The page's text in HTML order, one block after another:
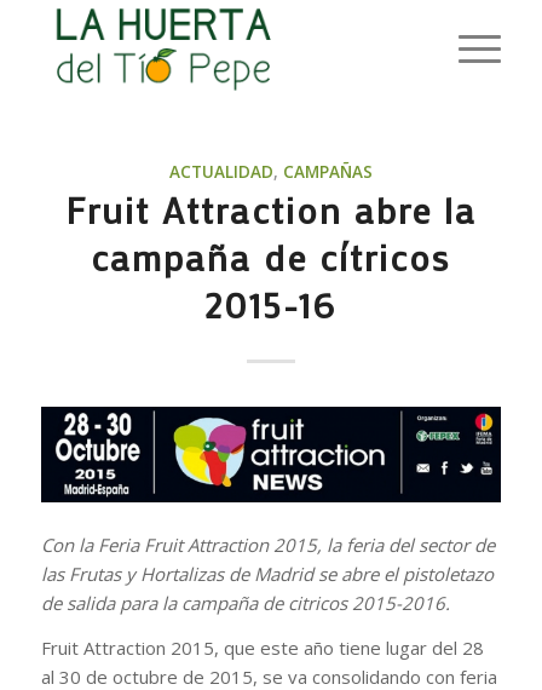
ACTUALIDAD, CAMPAÑAS
Fruit Attraction abre la
campaña de cítricos
2015-16
Con la Feria Fruit Attraction 2015, la feria del sector de
las Frutas y Hortalizas de Madrid se abre el pistoletazo
de salida para la campaña de citricos 2015-2016.
Fruit Attraction 2015, que este año tiene lugar del 28
al 30 de octubre de 2015, se va consolidando con feria